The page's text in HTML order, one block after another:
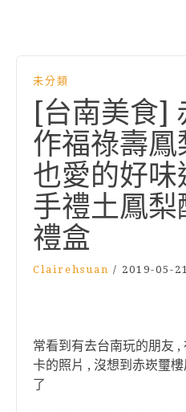
未分類
[台南美食]
作福祿壽鳳
也愛的好味
手禮土鳳梨
禮盒
Clairehsuan / 2019-05-21
常看到有去台南玩的朋友
卡的照片 , 沒想到赤崁璽
了